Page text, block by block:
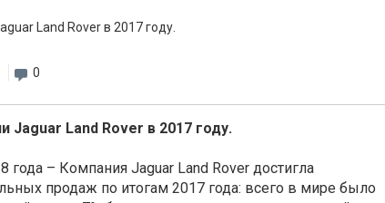
0
Jaguar Land Rover в 2017 году.
года – Компания Jaguar Land Rover достигла
продаж по итогам 2017 года: всего в мире было